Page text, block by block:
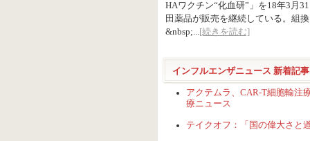
HAワクチン“化血研”」を18年3月
田薬品が販売を継続している。組
&nbsp;...[続きを読む]
インフルエンザニュース 新着記事
アクテムラ、CAR-T細胞輸注
療ニュース
テイクオフ：「国の偉大さと